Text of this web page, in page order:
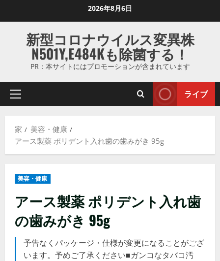
ス
ッ
す
2026年8月6日
新型コロナウイルス変異株
N501Y,E484Kも除菌する！
PR：本サイトにはプロモーションが含まれています
プ
マ
リ
ュ
ライブ
家
美容・健康
アース製薬 ポリデント入れ歯の歯みがき 95g
美容・健康
アース製薬 ポリデント入れ歯
の歯みがき 95g
予告なくパッケージ・仕様が変更になることがござ
います。予めご了承ください■ガンコなタバコ汚